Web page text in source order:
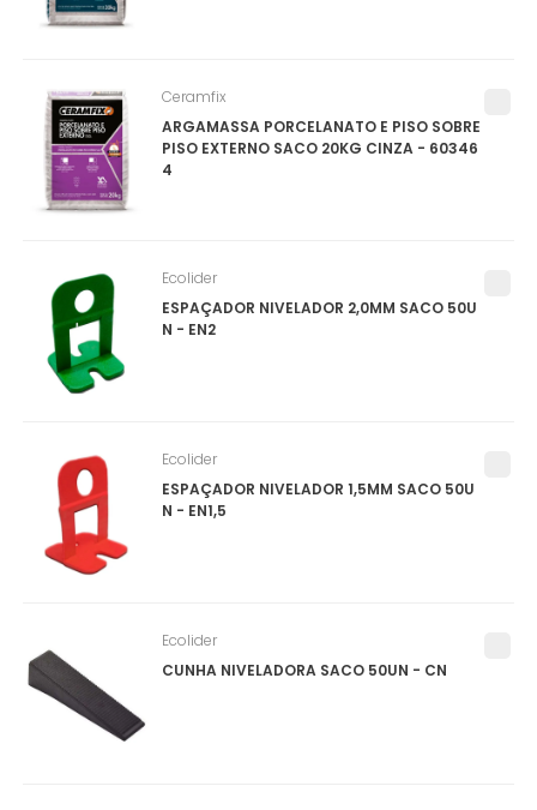
ARGAMASSA PORCELANATO E PISO SOBRE
PISO EXTERNO SACO 20KG CINZA - 60346
4
Ceramfix
ESPAÇADOR NIVELADOR 2,0MM SACO 50U
N - EN2
Ecolider
ESPAÇADOR NIVELADOR 1,5MM SACO 50U
N - EN1,5
Ecolider
CUNHA NIVELADORA SACO 50UN - CN
Ecolider